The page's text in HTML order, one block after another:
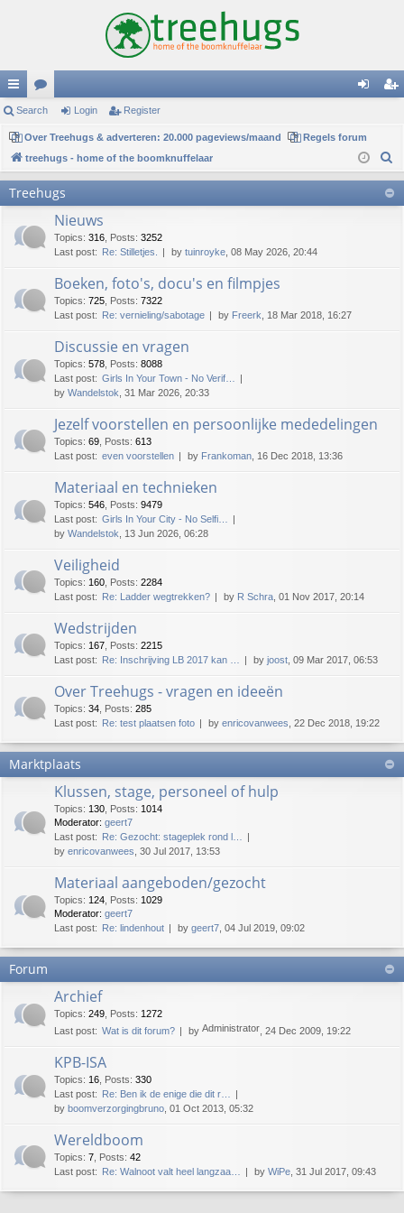
ui
ck
lin
ks
or
u
m
s
in
er
Search Login Register
Over Treehugs & adverteren: 20.000 pageviews/maand
Regels forum
treehugs - home of the boomknuffelaar
Treehugs
Nieuws
Topics: 316 Posts: 3252
Last post: Re: Stilletjes. by tuinroyke , 08 May 2026, 20:44
Boeken, foto's, docu's en filmpjes
Topics: 725 Posts: 7322
Last post: Re: vernieling/sabotage by Freerk , 18 Mar 2018, 16:27
Discussie en vragen
Topics: 578 Posts: 8088
Last post: Girls In Your Town - No Verif…
by Wandelstok , 31 Mar 2026, 20:33
Jezelf voorstellen en persoonlijke mededelingen
Topics: 69 Posts: 613
Last post: even voorstellen by Frankoman , 16 Dec 2018, 13:36
Materiaal en technieken
Topics: 546 Posts: 9479
Last post: Girls In Your City - No Selfi…
by Wandelstok , 13 Jun 2026, 06:28
Veiligheid
Topics: 160 Posts: 2284
Last post: Re: Ladder wegtrekken? by R Schra , 01 Nov 2017, 20:14
Wedstrijden
Topics: 167 Posts: 2215
Last post: Re: Inschrijving LB 2017 kan … by joost , 09 Mar 2017, 06:53
Over Treehugs - vragen en ideeën
Topics: 34 Posts: 285
Last post: Re: test plaatsen foto by enricovanwees , 22 Dec 2018, 19:22
Marktplaats
Klussen, stage, personeel of hulp
Topics: 130 Posts: 1014
Moderator: geert7
Last post: Re: Gezocht: stageplek rond l…
by enricovanwees , 30 Jul 2017, 13:53
Materiaal aangeboden/gezocht
Topics: 124 Posts: 1029
Moderator: geert7
Last post: Re: lindenhout by geert7 , 04 Jul 2019, 09:02
Forum
Archief
Topics: 249 Posts: 1272
Last post: Wat is dit forum? by Administrator , 24 Dec 2009, 19:22
KPB-ISA
Topics: 16 Posts: 330
Last post: Re: Ben ik de enige die dit r…
by boomverzorgingbruno , 01 Oct 2013, 05:32
Wereldboom
Topics: 7 Posts: 42
Last post: Re: Walnoot valt heel langzaa… by WiPe , 31 Jul 2017, 09:43